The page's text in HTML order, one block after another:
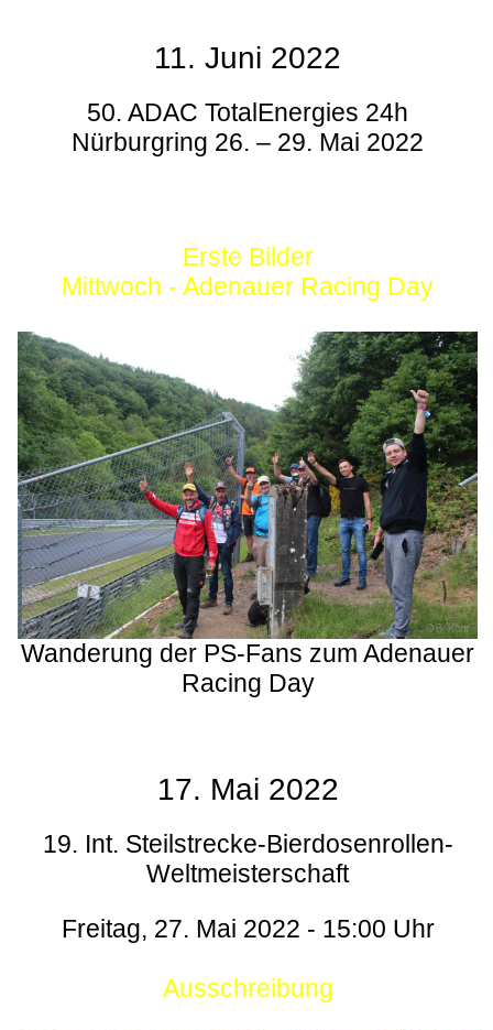
11. Juni 2022
50. ADAC TotalEnergies 24h
Nürburgring 26. – 29. Mai 2022
Erste Bilder
Mittwoch - Adenauer Racing Day
Wanderung der PS-Fans zum Adenauer
Racing Day
17. Mai 2022
19. Int. Steilstrecke-Bierdosenrollen-
Weltmeisterschaft
Freitag, 27. Mai 2022 - 15:00 Uhr
Ausschreibung